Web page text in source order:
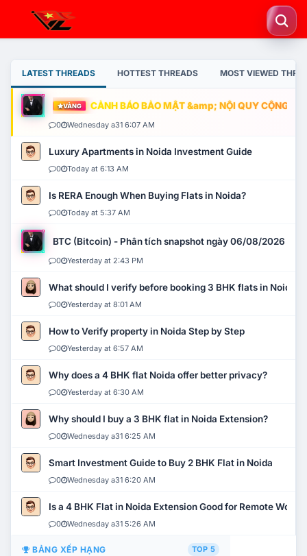
LATEST THREADS HOTTEST THREADS MOST VIEWED
VÀNG CẢNH BÁO BẢO MẬT &amp; NỘI QUY CỘNG
0 Wednesday a31 6:07 AM
Luxury Apartments in Noida Investment Guide
0 Today at 6:13 AM
Is RERA Enough When Buying Flats in Noida?
0 Today at 5:37 AM
BTC (Bitcoin) - Phân tích snapshot ngày 06/08/2026
0 Yesterday at 2:43 PM
What should I verify before booking 3 BHK flats in Noida?
0 Yesterday at 8:01 AM
How to Verify property in Noida Step by Step
0 Yesterday at 6:57 AM
Why does a 4 BHK flat Noida offer better privacy?
0 Yesterday at 6:30 AM
Why should I buy a 3 BHK flat in Noida Extension?
0 Wednesday a31 6:25 AM
Smart Investment Guide to Buy 2 BHK Flat in Noida
0 Wednesday a31 6:20 AM
Is a 4 BHK Flat in Noida Extension Good for Remote Work?
0 Wednesday a31 5:26 AM
BẢNG XẾP HẠNG TOP 5